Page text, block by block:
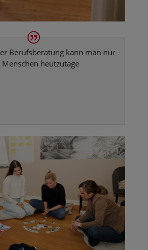
Berufsberatung kann man nur
heutzutage